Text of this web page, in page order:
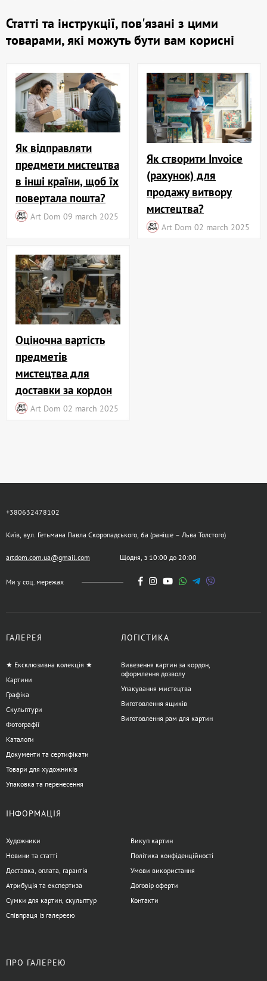
Статті та інструкції, пов'язані з цими
товарами, які можуть бути вам корисні
Як відправляти
предмети мистецтва
в інші країни, щоб їх
повертала пошта?
Art Dom 09 march 2025
Як створити Invoice
(рахунок) для
продажу витвору
мистецтва?
Art Dom 02 march 2025
Оціночна вартість
предметів
мистецтва для
доставки за кордон
Art Dom 02 march 2025
+380632478102
Київ, вул. Гетьмана Павла Скоропадського, 6а (раніше – Льва Толстого)
artdom.com.ua@gmail.com Щодня, з 10:00 до 20:00
Ми у соц. мережах
ГАЛЕРЕЯ
★ Ексклюзивна колекція ★
Картини
Графіка
Скульптури
Фотографії
Каталоги
Документи та сертифікати
Товари для художників
Упаковка та перенесення
ЛОГІСТИКА
Вивезення картин за кордон,
оформлення дозволу
Упакування мистецтва
Виготовлення ящиків
Виготовлення рам для картин
ІНФОРМАЦІЯ
Художники
Новини та статті
Доставка, оплата, гарантія
Атрибуція та експертиза
Сумки для картин, скульптур
Співпраця із галереєю
Викуп картин
Політика конфіденційності
Умови використання
Договір оферти
Контакти
ПРО ГАЛЕРЕЮ